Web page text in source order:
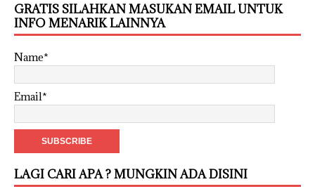
GRATIS SILAHKAN MASUKAN EMAIL UNTUK
INFO MENARIK LAINNYA
Name*
Email*
LAGI CARI APA ? MUNGKIN ADA DISINI